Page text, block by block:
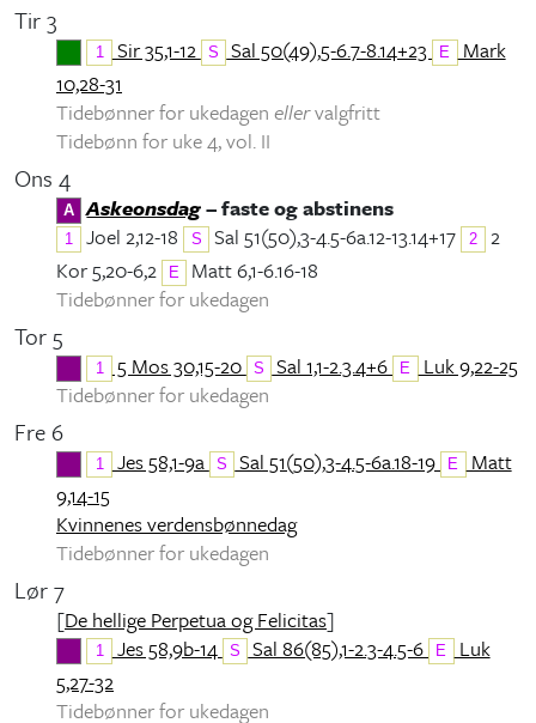
Tir 3
1 Sir 35,1-12 S Sal 50(49),5-6.7-8.14+23 E
Mark
10,28-31
Tidebønner for ukedagen ellervalgfritt
Tidebønn for uke 4, vol. II
Ons 4
A Askeonsdag– faste og abstinens
1 Joel 2,12-18 S Sal 51(50),3-4.5-6a.12-13.14+17 2
2
Kor 5,20-6,2
E
Matt 6,1-6.16-18
Tidebønner for ukedagen
Tor 5
1 5 Mos 30,15-20 S Sal 1,1-2.3.4+6 E
Luk 9,22-25
Tidebønner for ukedagen
Fre 6
1 Jes 58,1-9a S Sal 51(50),3-4.5-6a.18-19 E
Matt
9,14-15
Kvinnenes verdensbønnedag
Tidebønner for ukedagen
Lør 7
[De hellige Perpetua og Felicitas]
1 Jes 58,9b-14 S Sal 86(85),1-2.3-4.5-6 E
Luk
5,27-32
Tidebønner for ukedagen